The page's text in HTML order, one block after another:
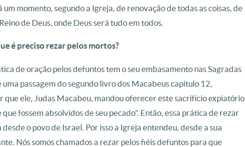
momento, segundo a Igreja, de renovação de todas as coisas, de
de Deus, onde Deus será tudo em todos.
é preciso rezar pelos mortos?
de oração pelos defuntos tem o seu embasamento nas Sagradas
passagem do segundo livro dos Macabeus capítulo 12,
que ele, Judas Macabeu, mandou oferecer este sacrifício expiatório
fossem absolvidos de seu pecado”. Então, essa prática de rezar
o povo de Israel. Por isso a Igreja entendeu, desde a sua
Nós somos chamados a rezar pelos fiéis defuntos para que